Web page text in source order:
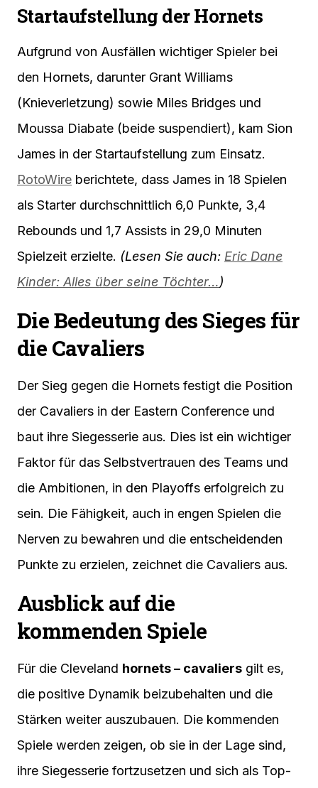
Startaufstellung der Hornets
Aufgrund von Ausfällen wichtiger Spieler bei
den Hornets, darunter Grant Williams
(Knieverletzung) sowie Miles Bridges und
Moussa Diabate (beide suspendiert), kam Sion
James in der Startaufstellung zum Einsatz.
RotoWire berichtete, dass James in 18 Spielen
als Starter durchschnittlich 6,0 Punkte, 3,4
Rebounds und 1,7 Assists in 29,0 Minuten
Spielzeit erzielte. (Lesen Sie auch: Eric Dane
Kinder: Alles über seine Töchter…)
Die Bedeutung des Sieges für
die Cavaliers
Der Sieg gegen die Hornets festigt die Position
der Cavaliers in der Eastern Conference und
baut ihre Siegesserie aus. Dies ist ein wichtiger
Faktor für das Selbstvertrauen des Teams und
die Ambitionen, in den Playoffs erfolgreich zu
sein. Die Fähigkeit, auch in engen Spielen die
Nerven zu bewahren und die entscheidenden
Punkte zu erzielen, zeichnet die Cavaliers aus.
Ausblick auf die
kommenden Spiele
Für die Cleveland hornets – cavaliers gilt es,
die positive Dynamik beizubehalten und die
Stärken weiter auszubauen. Die kommenden
Spiele werden zeigen, ob sie in der Lage sind,
ihre Siegesserie fortzusetzen und sich als Top-